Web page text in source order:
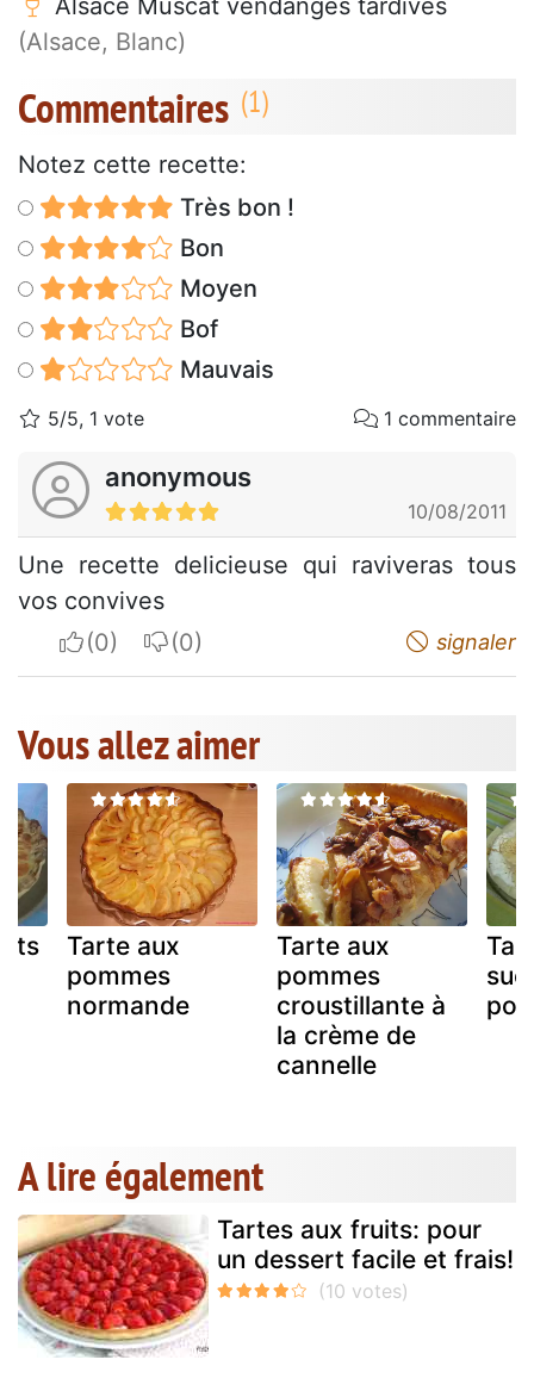
Alsace Muscat vendanges tardives
(Alsace, Blanc)
Commentaires
Notez cette recette:
Très bon !
Bon
Moyen
Bof
Mauvais
5/5, 1 vote 1 commentaire
anonymous
10/08/2011
Une recette delicieuse qui raviveras tous
vos convives
I apreciateI do not appreciate signaler
Vous allez aimer
Tarte aux
pommes
normande
Tarte aux
pommes
croustillante à
la crème de
cannelle
A lire également
Tartes aux fruits: pour
un dessert facile et frais!